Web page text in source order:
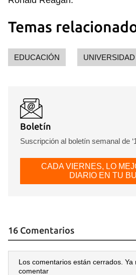
Guardar como favorito
Para poder guardar como
iniciar sesión con tu cuenta de
Temas
EDUCACIÓN UNIVERSIDAD
Boletín
Suscripción al boletín semanal de
CADA VIERNES, LO
DIARIO EN TU
16 Comentarios
Los comentarios están cerrados. Ya
comentar